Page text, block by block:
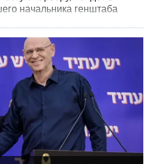
начальника генштаба